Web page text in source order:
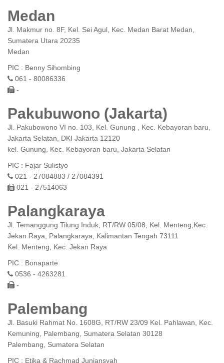
Medan
Jl. Makmur no. 8F, Kel. Sei Agul, Kec. Medan Barat Medan,
Sumatera Utara 20235
Medan
PIC : Benny Sihombing
061 - 80086336
-
Pakubuwono (Jakarta)
Jl. Pakubowono VI no. 103, Kel. Gunung , Kec. Kebayoran baru,
Jakarta Selatan, DKI Jakarta 12120
kel. Gunung, Kec. Kebayoran baru, Jakarta Selatan
PIC : Fajar Sulistyo
021 - 27084883 / 27084391
021 - 27514063
Palangkaraya
Jl. Temanggung Tilung Induk, RT/RW 05/08, Kel. Menteng,Kec.
Jekan Raya, Palangkaraya, Kalimantan Tengah 73111
Kel. Menteng, Kec. Jekan Raya
PIC : Bonaparte
0536 - 4263281
-
Palembang
Jl. Basuki Rahmat No. 1608G, RT/RW 23/09 Kel. Pahlawan, Kec.
Kemuning, Palembang, Sumatera Selatan 30128
Palembang, Sumatera Selatan
PIC : Etika & Rachmad Juniansyah